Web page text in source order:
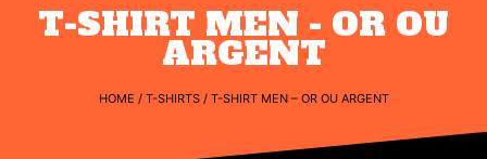
T-SHIRT MEN - OR OU
ARGENT
HOME / T-SHIRTS/ T-SHIRT MEN – OR OU ARGENT